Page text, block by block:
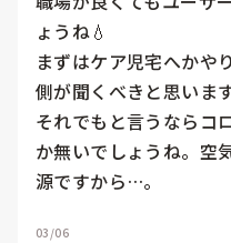
ょうね💧
まずはケア児宅へかや
側が聞くべきと思います
それでもと言うならコ
か無いでしょうね。空
源ですから…。
03/06